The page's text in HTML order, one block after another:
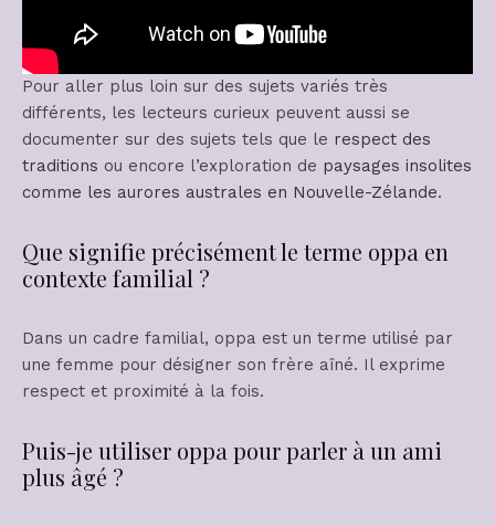
Pour aller plus loin sur des sujets variés très
différents, les lecteurs curieux peuvent aussi se
documenter sur des sujets tels que le respect des
traditions ou encore l’exploration de paysages insolites
comme les aurores australes en Nouvelle-Zélande.
Que signifie précisément le terme oppa en
contexte familial ?
Dans un cadre familial, oppa est un terme utilisé par
une femme pour désigner son frère aîné. Il exprime
respect et proximité à la fois.
Puis-je utiliser oppa pour parler à un ami
plus âgé ?